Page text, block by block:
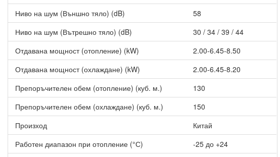
Ниво на шум (Външно тяло) (dB)
58
Ниво на шум (Вътрешно тяло) (dB)
30 / 34 / 39 / 44
Отдавана мощност (отопление) (kW)
2.00-6.45-8.50
Отдавана мощност (охлаждане) (kW)
2.00-6.45-8.20
Препоръчителен обем (отопление) (куб. м.)
130
Препоръчителен обем (охлаждане) (куб. м.)
150
Произход
Китай
Работен диапазон при отопление (°С)
-25 до +24